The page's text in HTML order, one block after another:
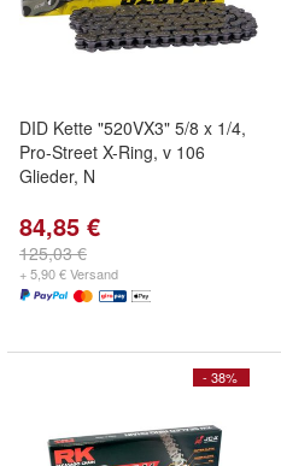
DID Kette "520VX3" 5/8 x 1/4,
Pro-Street X-Ring, v 106
Glieder, N
84,85 €
125,03 €
+ 5,90 € Versand
- 38%